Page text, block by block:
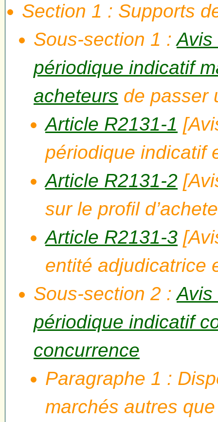
Section 1 : Supports
Sous-section 1 :Avis
périodique indicatif
acheteurs de passer
Article R2131-1
périodique indicatif
Article R2131-2
sur le profil
Article R2131-3
entité adjudicatrice
Sous-section 2 :Avis
périodique indicatif
concurrence
Paragraphe 1 :
marchés autres